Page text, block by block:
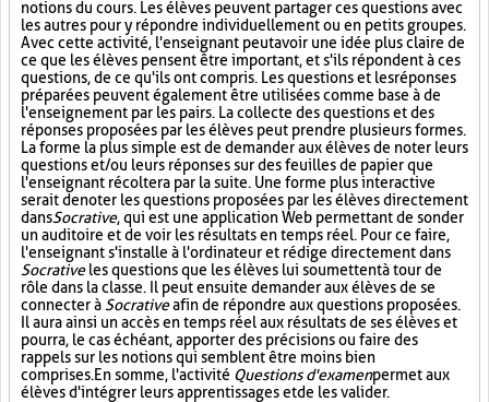
notions du cours. Les élèves peuvent partager ces questions avec
les autres pour y répondre individuellement ou en petits groupes.
Avec cette activité, l'enseignant peut avoir une idée plus claire de
ce que les élèves pensent être important, et s'ils répondent à ces
questions, de ce qu'ils ont compris. Les questions et les réponses
préparées peuvent également être utilisées comme base à de
l'enseignement par les pairs. La collecte des questions et des
réponses proposées par les élèves peut prendre plusieurs formes.
La forme la plus simple est de demander aux élèves de noter leurs
questions et/ou leurs réponses sur des feuilles de papier que
l'enseignant récoltera par la suite. Une forme plus interactive
serait de noter les questions proposées par les élèves directement
dansSocrative, qui est une application Web permettant de sonder
un auditoire et de voir les résultats en temps réel. Pour ce faire,
l'enseignant s'installe à l'ordinateur et rédige directement dans
Socrativeles questions que les élèves lui soumettent à tour de
rôle dans la classe. Il peut ensuite demander aux élèves de se
connecter à Socrativeafin de répondre aux questions proposées.
Il aura ainsi un accès en temps réel aux résultats de ses élèves et
pourra, le cas échéant, apporter des précisions ou faire des
rappels sur les notions qui semblent être moins bien
comprises. En somme, l'activité Questions d'examenpermet aux
élèves d'intégrer leurs apprentissages et de les valider.